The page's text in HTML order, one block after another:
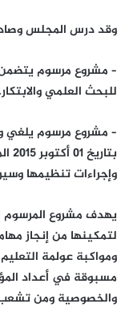
وقد درس المجلس
– مشروع مرسوم يتضمن
للبحث العلمي والابتكار.
وإجراءات تنظيمها
يهدف مشروع المرسوم
لتمكينها من إنجاز
ومواكبة عولمة
مسبوقة في أعداد
والخصوصية ومن